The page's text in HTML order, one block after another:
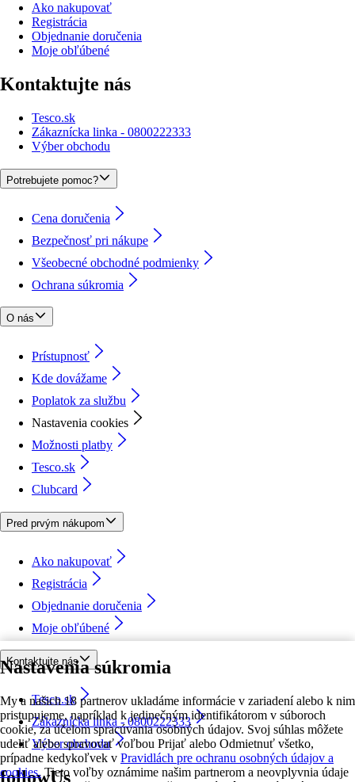
Nastavenia súkromia
My a našich 18 partnerov ukladáme informácie v zariadení alebo k nim
pristupujeme, napríklad k jedinečným identifikátorom v súboroch
cookie, za účelom spracúvania osobných údajov. Svoj súhlas môžete
udeliť alebo spravovať voľbou Prijať alebo Odmietnuť všetko,
prípadne kedykoľvek v Pravidlách pre ochranu osobných údajov a
cookies. Tieto voľby oznámime našim partnerom a neovplyvnia údaje
Ako nakupovať
Registrácia
Objednanie doručenia
Moje obľúbené
Kontaktujte nás
Tesco.sk
Zákaznícka linka - 0800222333
Výber obchodu
Potrebujete pomoc?
Cena doručenia
Bezpečnosť pri nákupe
Všeobecné obchodné podmienky
Ochrana súkromia
O nás
Prístupnosť
Kde dovážame
Poplatok za službu
Nastavenia cookies
Možnosti platby
Tesco.sk
Clubcard
Pred prvým nákupom
Ako nakupovať
Registrácia
Objednanie doručenia
Moje obľúbené
Kontaktujte nás
Tesco.sk
Zákaznícka linka - 0800222333
Výber obchodu
followUs